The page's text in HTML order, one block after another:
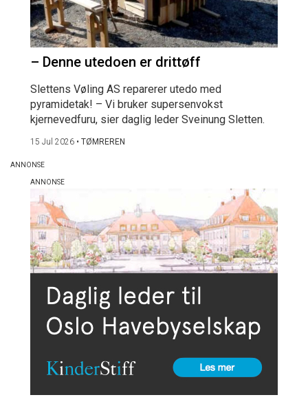
– Denne utedoen er drittøff
Slettens Vøling AS reparerer utedo med
pyramidetak! – Vi bruker supersenvokst
kjernevedfuru, sier daglig leder Sveinung Sletten.
15 Jul 2026 • TØMREREN